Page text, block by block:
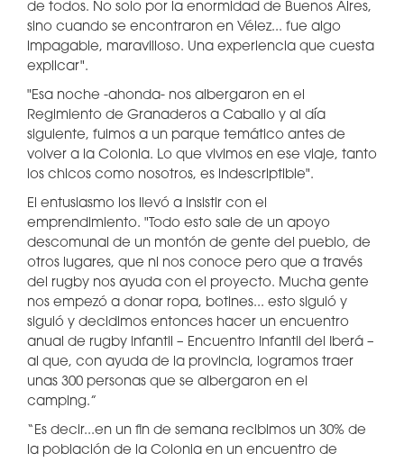
de todos. No solo por la enormidad de Buenos Aires,
sino cuando se encontraron en Vélez... fue algo
impagable, maravilloso. Una experiencia que cuesta
explicar".
"Esa noche -ahonda- nos albergaron en el
Regimiento de Granaderos a Caballo y al día
siguiente, fuimos a un parque temático antes de
volver a la Colonia. Lo que vivimos en ese viaje, tanto
los chicos como nosotros, es indescriptible".
El entusiasmo los llevó a insistir con el
emprendimiento. "Todo esto sale de un apoyo
descomunal de un montón de gente del pueblo, de
otros lugares, que ni nos conoce pero que a través
del rugby nos ayuda con el proyecto. Mucha gente
nos empezó a donar ropa, botines... esto siguió y
siguió y decidimos entonces hacer un encuentro
anual de rugby infantil – Encuentro Infantil del Iberá –
al que, con ayuda de la provincia, logramos traer
unas 300 personas que se albergaron en el
camping.”
“Es decir...en un fin de semana recibimos un 30% de
la población de la Colonia en un encuentro de